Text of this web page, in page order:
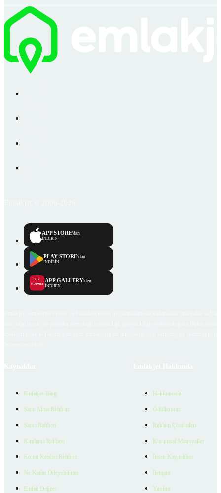
APP STORE'dan
İNDİRİN
PLAY STORE'dan
İNDİRİN
APP GALLERY'den
İNDİRİN
Emlakjet Blog
Satın Alma Rehberi
Satıcı Rehberi
Kiralama Rehberi
Konut Kredisi Rehberi
Ne Kadar Ödeyebilirim
Emlak Değeri
Hakkımızda
Ödüllerimiz
Reklam Çözümleri
Kurumsal Materyaller
İnsan Kaynakları
İletişim
Yardım